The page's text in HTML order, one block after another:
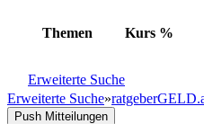
Themen Kurs %
Erweiterte Suche
Erweiterte Suche»
Push Mitteilungen